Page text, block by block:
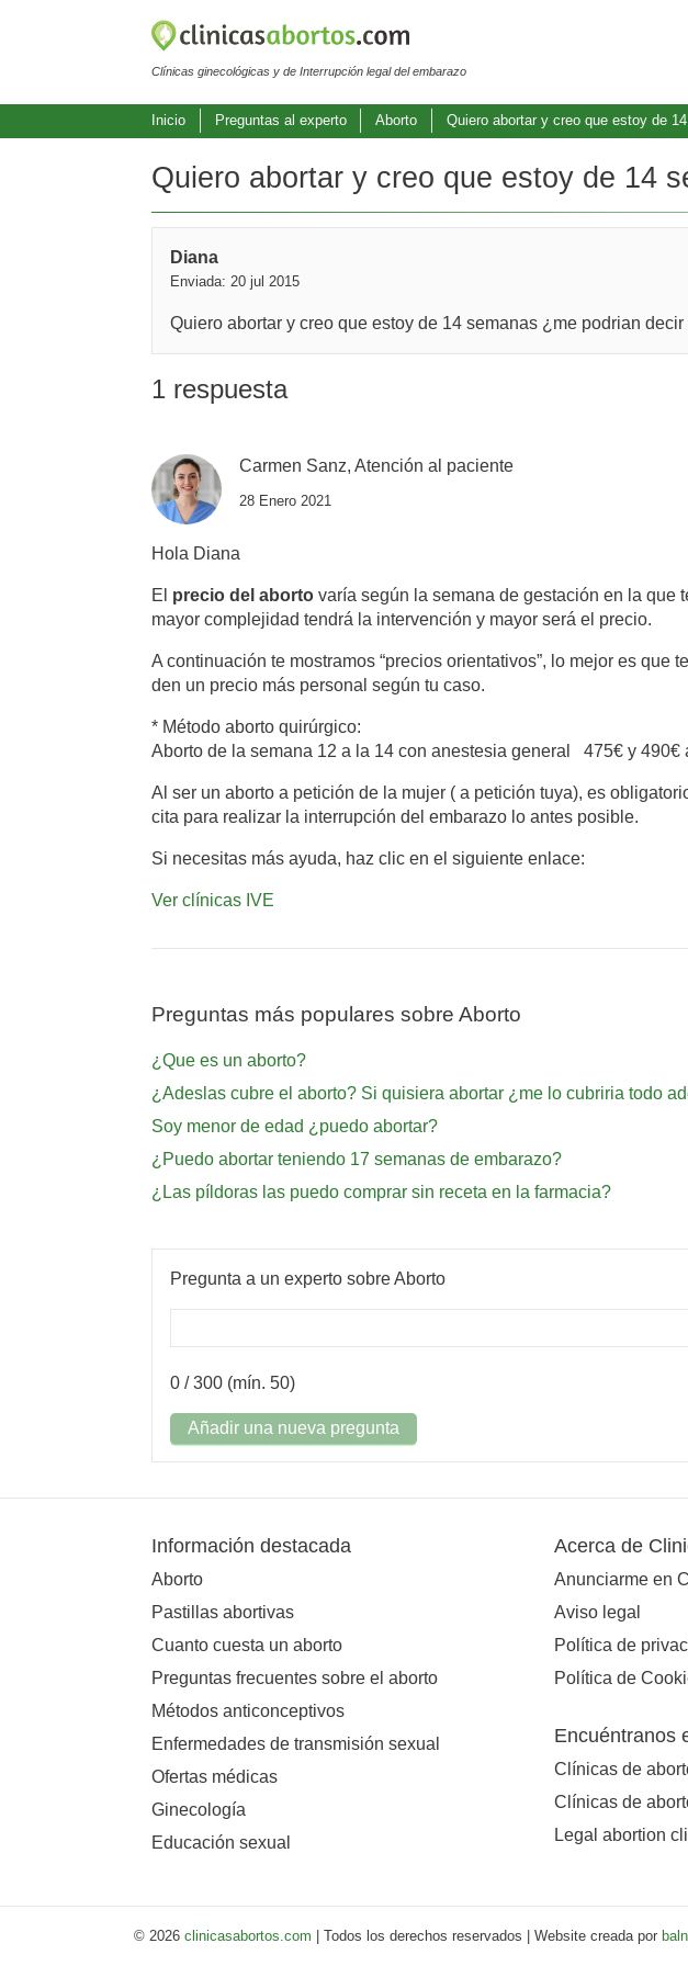
Clínicas ginecológicas y de Interrupción legal del embarazo
Inicio Preguntas al experto Aborto Quiero abortar y creo que estoy de
Quiero abortar y creo que estoy de 14
Diana
Enviada: 20 jul 2015
Quiero abortar y creo que estoy de 14 semanas ¿me podrian
1 respuesta
Carmen Sanz, Atención al paciente
28 Enero 2021
Hola Diana
El precio del aborto varía según la semana de gestación en la que
mayor complejidad tendrá la intervención y mayor será el precio.
A continuación te mostramos “precios orientativos”, lo mejor es
den un precio más personal según tu caso.
* Método aborto quirúrgico:
Aborto de la semana 12 a la 14 con anestesia general 475€ y 490€
Al ser un aborto a petición de la mujer ( a petición tuya), es
cita para realizar la interrupción del embarazo lo antes posible.
Si necesitas más ayuda, haz clic en el siguiente enlace:
Ver clínicas IVE
Preguntas más populares sobre Aborto
¿Que es un aborto?
¿Adeslas cubre el aborto? Si quisiera abortar ¿me lo cubriria todo
Soy menor de edad ¿puedo abortar?
¿Puedo abortar teniendo 17 semanas de embarazo?
¿Las píldoras las puedo comprar sin receta en la farmacia?
Pregunta a un experto sobre Aborto
0 / 300 (mín. 50)
Añadir una nueva pregunta
Información destacada
Aborto
Pastillas abortivas
Cuanto cuesta un aborto
Preguntas frecuentes sobre el aborto
Métodos anticonceptivos
Enfermedades de transmisión sexual
Ofertas médicas
Ginecología
Educación sexual
Acerca de
Anunciarme en
Aviso legal
Política de
Política de
Encuéntranos
Clínicas de
Clínicas de
Legal abortion
© 2026 clinicasabortos.com | Todos los derechos reservados | Website creada por